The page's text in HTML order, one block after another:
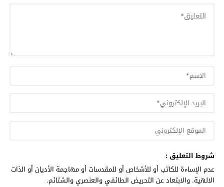
شروط التعليق :
عدم الإساءة للكاتب أو للأشخاص أو للمقدسات أو مهاجمة الأديان أو الذات
الالهية. والابتعاد عن التحريض الطائفي والعنصري والشتائم.